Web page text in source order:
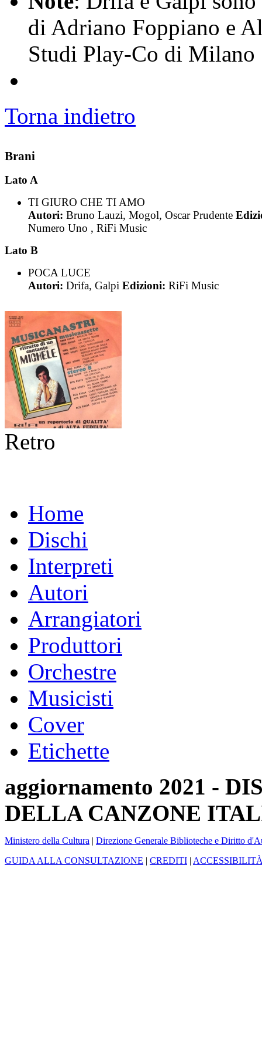
di Adriano Foppiano e
Studi Play-Co di Milano
Torna indietro
Brani
Lato A
TI GIURO CHE TI AMO
Autori: Bruno Lauzi, Mogol, Oscar Prudente
Numero Uno , RiFi Music
Lato B
POCA LUCE
Autori: Drifa, Galpi Edizioni: RiFi Music
Retro
Home
Dischi
Interpreti
Autori
Arrangiatori
Produttori
Orchestre
Musicisti
Cover
Etichette
aggiornamento 2021 -
DELLA CANZONE
Ministero della Cultura | Direzione Generale Biblioteche e Diritto
GUIDA ALLA CONSULTAZIONE | CREDITI |